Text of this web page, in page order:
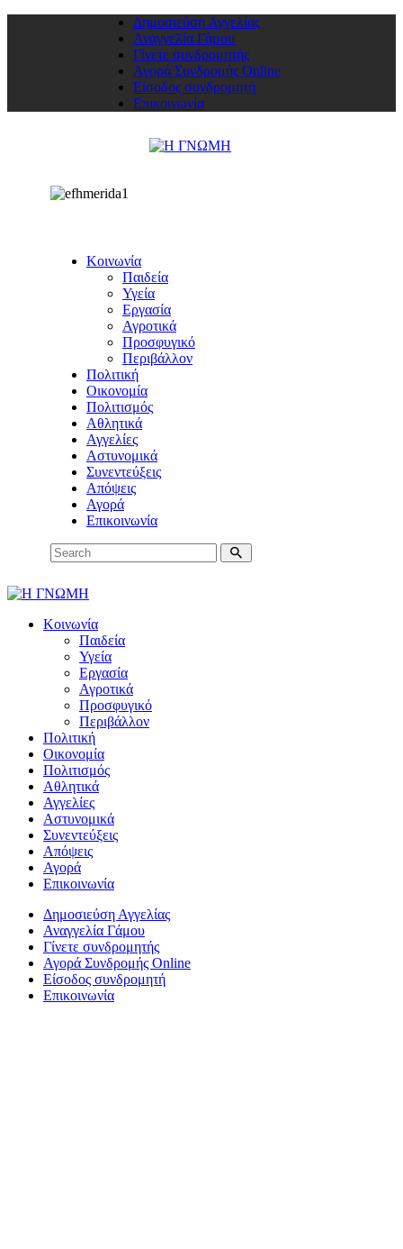
Δημοσιεύση Αγγελίας
Αναγγελία Γάμου
Γίνετε συνδρομητής
Αγορά Συνδρομής Online
Είσοδος συνδρομητή
Επικοινωνία
Κοινωνία
Παιδεία
Υγεία
Εργασία
Αγροτικά
Προσφυγικό
Περιβάλλον
Πολιτική
Οικονομία
Πολιτισμός
Αθλητικά
Αγγελίες
Αστυνομικά
Συνεντεύξεις
Απόψεις
Αγορά
Επικοινωνία
Κοινωνία
Παιδεία
Υγεία
Εργασία
Αγροτικά
Προσφυγικό
Περιβάλλον
Πολιτική
Οικονομία
Πολιτισμός
Αθλητικά
Αγγελίες
Αστυνομικά
Συνεντεύξεις
Απόψεις
Αγορά
Επικοινωνία
Δημοσιεύση Αγγελίας
Αναγγελία Γάμου
Γίνετε συνδρομητής
Αγορά Συνδρομής Online
Είσοδος συνδρομητή
Επικοινωνία